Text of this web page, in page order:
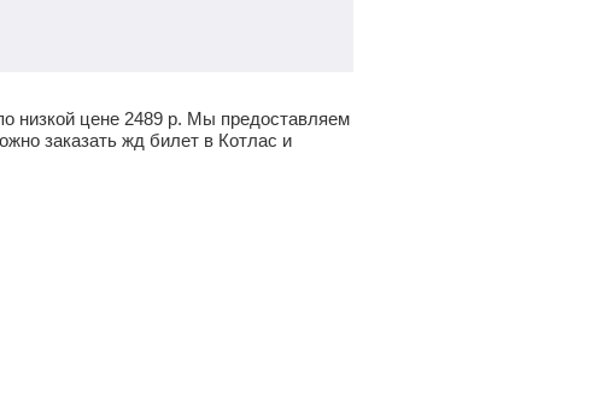
низкой цене 2489 р. Мы предоставляем
заказать жд билет в Котлас и